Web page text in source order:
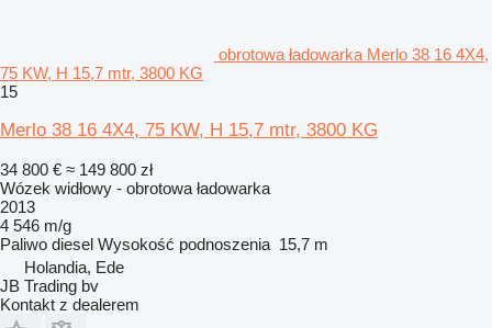
obrotowa ładowarka Merlo 38 16 4X4,
75 KW, H 15,7 mtr, 3800 KG
15
Merlo 38 16 4X4, 75 KW, H 15,7 mtr, 3800 KG
34 800 € ≈ 149 800 zł
Wózek widłowy - obrotowa ładowarka
2013
4 546 m/g
Paliwo diesel Wysokość podnoszenia 15,7 m
Holandia, Ede
JB Trading bv
Kontakt z dealerem